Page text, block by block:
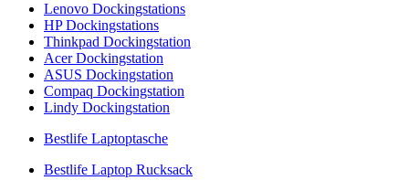
Lenovo Dockingstations
HP Dockingstations
Thinkpad Dockingstation
Acer Dockingstation
ASUS Dockingstation
Compaq Dockingstation
Lindy Dockingstation
Bestlife Laptoptasche
Bestlife Laptop Rucksack